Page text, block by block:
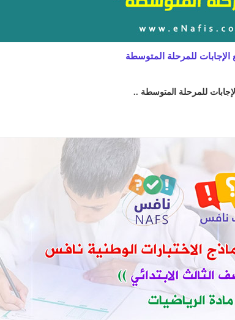
الإجابات للمرحلة المتوسطة
للمرحلة المتوسطة ..